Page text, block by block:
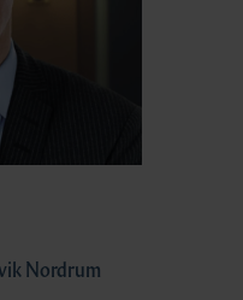
Nordrum